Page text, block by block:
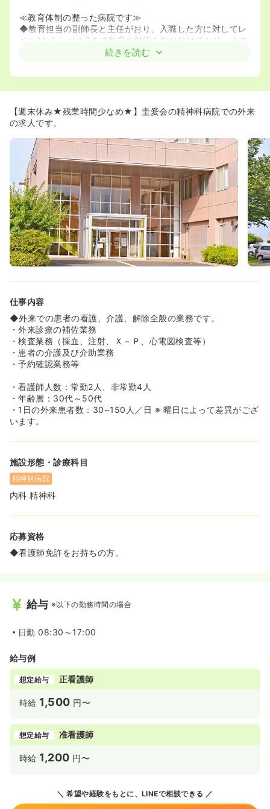
≪教育体制の整った病院です≫
◆教育担当の副師長と主任がおり、入職した方に対してレ
ベル1からレベル3まで教育の対応を振り分けており、その
人にあった教育を提供しております！そのためブランクが
◆希望者に関しては日本精神科看護協会の研修も受けるこ
続きを読む
【週末休み★残業時間少なめ★】圭愛会の精神科病院での外来
の求人です。
仕事内容
◆外来での患者の看護、介護、解除全般の業務です。
・外来診療の補佐業務
・検査業務（採血、注射、Ｘ－Ｐ、心電図検査等）
・患者の介護及び介助業務
・予約確認業務等
・看護師人数：常勤2人、非常勤4人
・年齢層：30代～50代
・1日の外来患者数：30~150人／日 ※ 曜日によって差異がござ
います。
施設形態・診療科目
精神科病院
内科 精神科
応募資格
◆看護師免許をお持ちの方。
給与 ※以下の勤務時間の場合
日勤 08:30～17:00
給与例
想定給与 正看護師
時給 1,500 円〜
想定給与 准看護師
時給 1,200 円〜
希望や経験をもとに、LINEで相談できる